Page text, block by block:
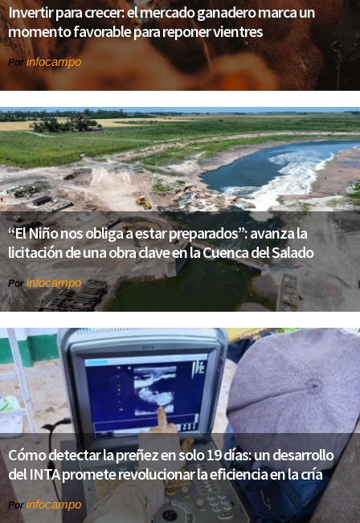
Invertir para crecer: el mercado ganadero marca un
momento favorable para reponer vientres
Por infocampo
“El Niño nos obliga a estar preparados”: avanza la
licitación de una obra clave en la Cuenca del Salado
Porinfocampo
Cómo detectar la preñez en solo 19 días: un desarrollo
del INTA promete revolucionar la eficiencia en la cría
Por infocampo